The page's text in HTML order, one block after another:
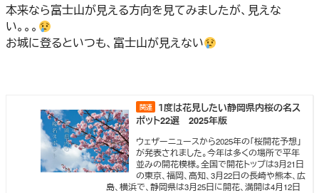
本来なら富士山が見える方向を見てみましたが、見えな
い。。。
お城に登るといつも、富士山が見えない
１度は花見したい静岡県内桜の名ス
ポット22選 2025年版
ウェザーニュースから2025年の「桜開花予想」
が発表されました。今年は多くの場所で平年
並みの開花模様。全国で開花トップは3月21日
の東京、福岡、高知、3月22日の長崎や熊本、広
島、横浜で、静岡県は3月25日に開花、満開は4月12日